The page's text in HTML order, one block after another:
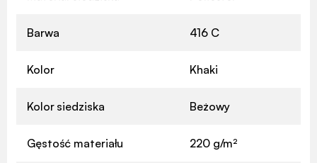
Barwa 416 C
Kolor Khaki
Kolor siedziska Beżowy
Gęstość materiału 220 g/m²